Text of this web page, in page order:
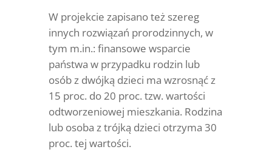
W projekcie zapisano też szereg
innych rozwiązań prorodzinnych, w
tym m.in.: finansowe wsparcie
państwa w przypadku rodzin lub
osób z dwójką dzieci ma wzrosnąć z
15 proc. do 20 proc. tzw. wartości
odtworzeniowej mieszkania. Rodzina
lub osoba z trójką dzieci otrzyma 30
proc. tej wartości.